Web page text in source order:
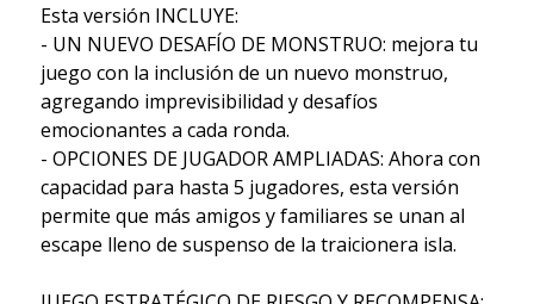
Esta versión INCLUYE:
- UN NUEVO DESAFÍO DE MONSTRUO: mejora tu
juego con la inclusión de un nuevo monstruo,
agregando imprevisibilidad y desafíos
emocionantes a cada ronda.
- OPCIONES DE JUGADOR AMPLIADAS: Ahora con
capacidad para hasta 5 jugadores, esta versión
permite que más amigos y familiares se unan al
escape lleno de suspenso de la traicionera isla.